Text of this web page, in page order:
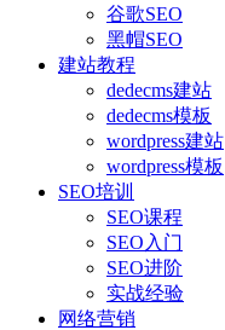
谷歌SEO
黑帽SEO
建站教程
dedecms建站
dedecms模板
wordpress建站
wordpress模板
SEO培训
SEO课程
SEO入门
SEO进阶
实战经验
网络营销